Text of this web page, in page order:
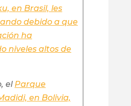
en Brasil, les
debido a que
ha
niveles altos de
el Parque
en Bolivia,